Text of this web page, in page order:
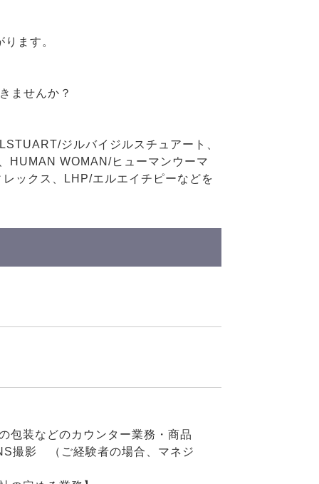
ます。
ませんか？
ジルバイジルスチュアート、
HUMAN WOMAN/ヒューマンウーマ
ックス、LHP/エルエイチピーなどを
包装などのカウンター業務・商品
撮影 （ご経験者の場合、マネジ